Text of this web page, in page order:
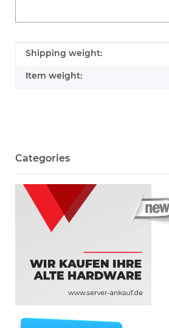
Item information
Value
Shipping weight:
Item weight:
Categories